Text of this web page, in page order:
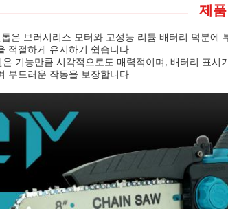
제
은 브러시리스 모터와 고성능 리튬 배터리 덕분에
적절하게 유지하기 쉽습니다.
기능만큼 시각적으로도 매력적이며, 배터리 표
부드러운 작동을 보장합니다.